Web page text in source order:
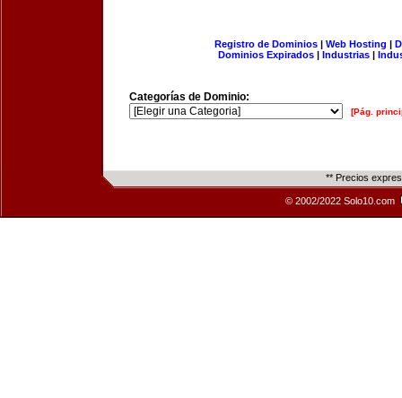
Registro de Dominios| Web Hosting |
Dominios Expirados | Industrias |
Categorías de Dominio:
[Pág.
** Precios
© 2002/2022 Solo10.com